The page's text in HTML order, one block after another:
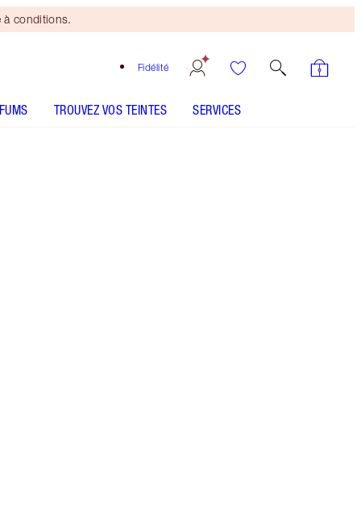
à conditions.
Fidélité
TROUVEZ VOS TEINTES SERVICES